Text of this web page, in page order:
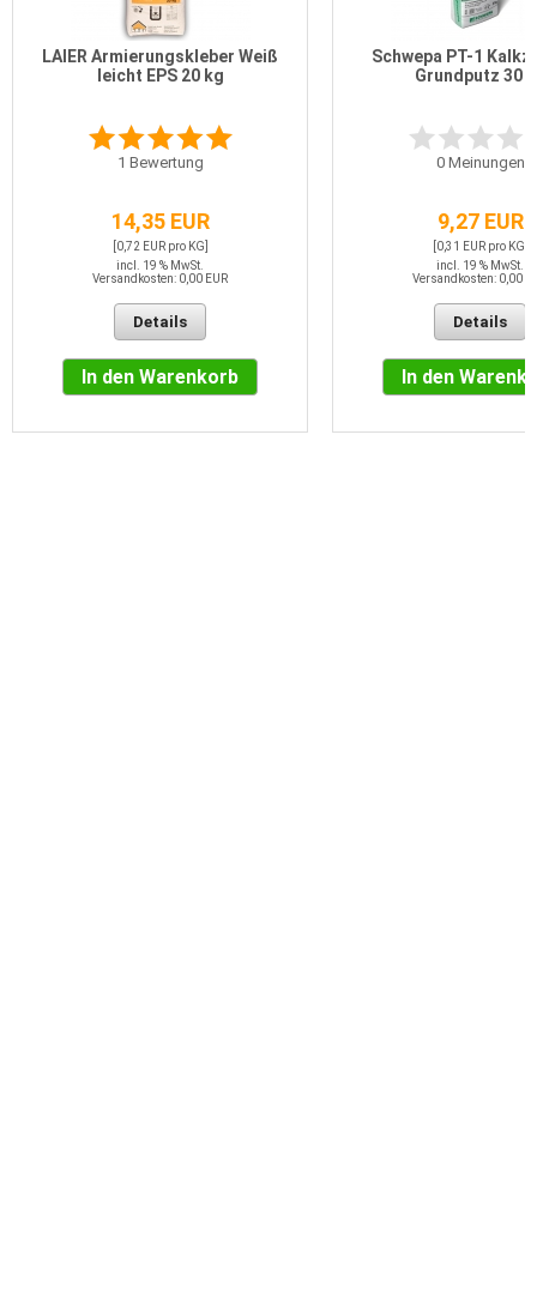
LAIER Armierungskleber Weiß
leicht EPS 20 kg
1 Bewertung
14,35 EUR
[0,72 EUR pro KG]
incl. 19 % MwSt.
Versandkosten: 0,00 EUR
Details
In den Warenkorb
Schwepa PT-1
Grundputz 30
0Meinungen
9,27 EUR
[0,31 EUR pro KG]
incl. 19 % MwSt.
Versandkosten: 0,00
Details
In den